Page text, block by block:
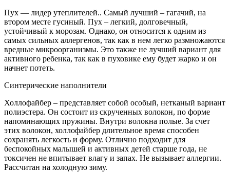
Пух — лидер утеплителей.. Самый лучший – гагачий, на
втором месте гусиный. Пух – легкий, долговечный,
устойчивый к морозам. Однако, он относится к одним из
самых сильных аллергенов, так как в нем легко размножаются
вредные микроорганизмы. Это также не лучший вариант для
активного ребенка, так как в пуховике ему будет жарко и он
начнет потеть.
Синтерические наполнители
Холлофайбер – представляет собой особый, нетканый вариант
полиэстера. Он состоит из скрученных волокон, по форме
напоминающих пружины. Внутри волокна полые. За счет
этих волокон, холлофайбер длительное время способен
сохранять легкость и форму. Отлично подходит для
беспокойных малышей и активных детей старше года, не
токсичен не впитывает влагу и запах. Не вызывает аллергии.
Рассчитан на холодную зиму.